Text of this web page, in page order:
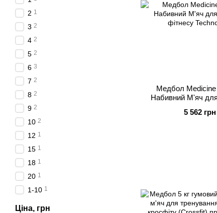
Медбол Medicine
Набивний М'яч
5 562 грн
2 1
3 2
4 2
5 2
6 3
7 2
8 2
9 2
10 2
12 1
15 1
18 1
20 1
1-10 1
Ціна, грн